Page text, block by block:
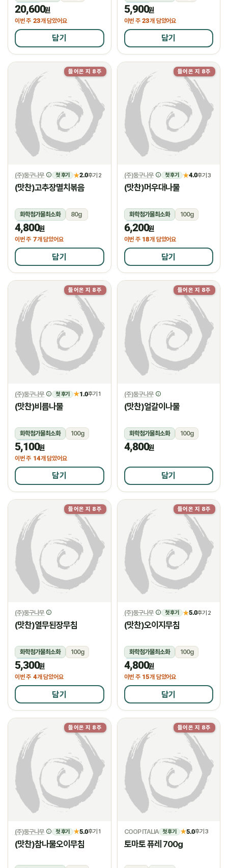
냉장
20,600원
이번 주 23개 담았어요
담기
냉장
5,900원
이번 주 23개 담았어요
담기
들어온 지 8주
(주)둥구나무 첫 후기 ★2.0후기 2
(맛찬)고추장멸치볶음
화학첨가물최소화
80g
냉장
4,800원
이번 주 7개 담았어요
담기
들어온 지 8주
(주)둥구나무 첫 후기 ★4.0후기 3
(맛찬)머우대나물
화학첨가물최소화
100g
냉장
6,200원
이번 주 18개 담았어요
담기
들어온 지 8주
(주)둥구나무 첫 후기 ★1.0후기 1
(맛찬)비름나물
화학첨가물최소화
100g
냉장
5,100원
이번 주 14개 담았어요
담기
들어온 지 8주
(주)둥구나무
(맛찬)얼갈이나물
화학첨가물최소화
100g
냉장
4,800원
담기
들어온 지 8주
(주)둥구나무
(맛찬)열무된장무침
화학첨가물최소화
100g
냉장
5,300원
이번 주 4개 담았어요
담기
들어온 지 8주
(주)둥구나무 첫 후기 ★5.0후기 2
(맛찬)오이지무침
화학첨가물최소화
100g
냉장
4,800원
이번 주 15개 담았어요
담기
들어온 지 8주
(주)둥구나무 첫 후기 ★5.0후기 1
(맛찬)참나물오이무침
들어온 지 8주
COOP ITALIA 첫 후기 ★5.0후기 3
토마토 퓨레 700g